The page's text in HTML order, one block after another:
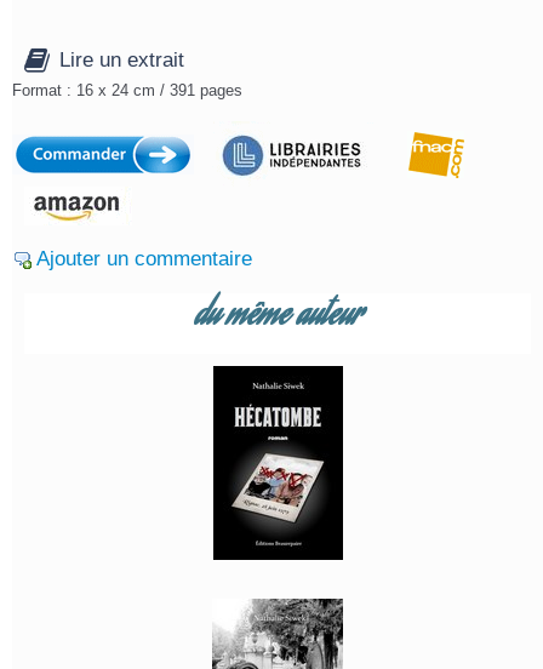
Lire un extrait
Format : 16 x 24 cm / 391 pages
Ajouter un commentaire
du même auteur